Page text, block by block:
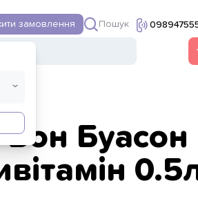
замовлення Пошук
Бон Буасон